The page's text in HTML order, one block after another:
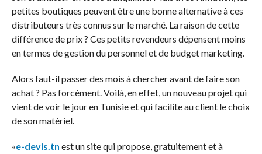
petites boutiques peuvent être une bonne alternative à ces
distributeurs très connus sur le marché. La raison de cette
différence de prix ? Ces petits revendeurs dépensent moins
en termes de gestion du personnel et de budget marketing.
Alors faut-il passer des mois à chercher avant de faire son
achat ? Pas forcément. Voilà, en effet, un nouveau projet qui
vient de voir le jour en Tunisie et qui facilite au client le choix
de son matériel.
«e-devis.tn est un site qui propose, gratuitement et à